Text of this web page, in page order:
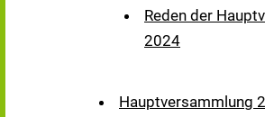
Reden der
2024
Hauptversammlung